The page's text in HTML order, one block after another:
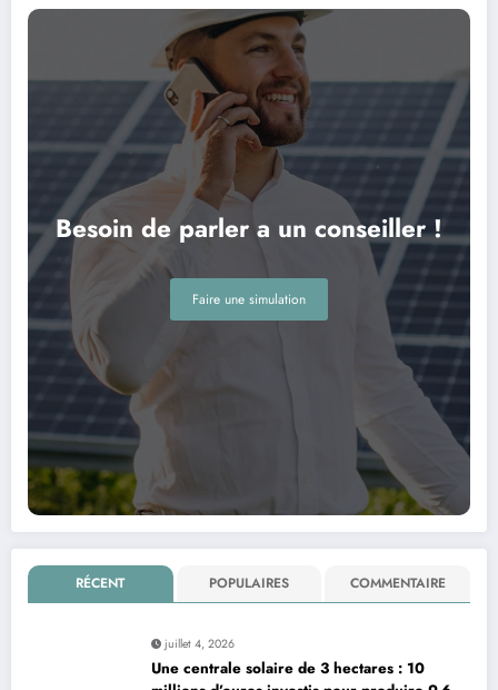
Besoin de parler a un conseiller !
Faire une simulation
RÉCENT POPULAIRES COMMENTAIRE
juillet 4, 2026
Une centrale solaire de 3 hectares : 10